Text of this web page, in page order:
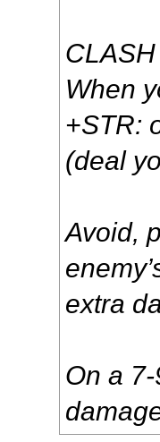
CLASH
When
+STR:
(deal
Avoid,
extra
On a